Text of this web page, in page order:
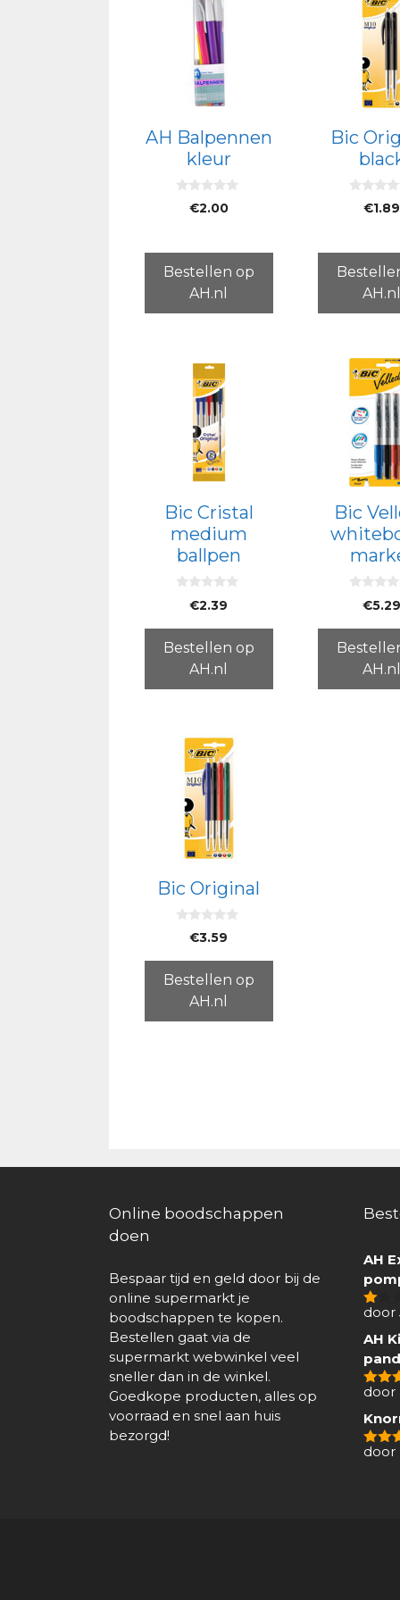
AH Balpennen
kleur
€2.00
Bestellen op
AH.nl
Bic
€1.89
AH.nl
Bic Cristal
medium
ballpen
5
€2.39
Bestellen op
AH.nl
Bic
5
€5.29
AH.nl
Bic Original
5
€3.59
Bestellen op
AH.nl
Online boodschappen
doen
Bespaar tijd en geld door bij de
online supermarkt je
boodschappen te kopen.
Bestellen gaat via de
supermarkt webwinkel veel
sneller dan in de winkel.
Goedkope producten, alles op
voorraad en snel aan huis
bezorgd!
AH
1
5
door
AH
4van
door
5
door